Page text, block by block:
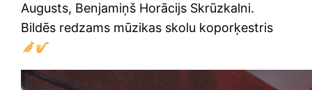
Augusts, Benjamiņš Horācijs Skrūzkalni.
Bildēs redzams mūzikas skolu koporķestris